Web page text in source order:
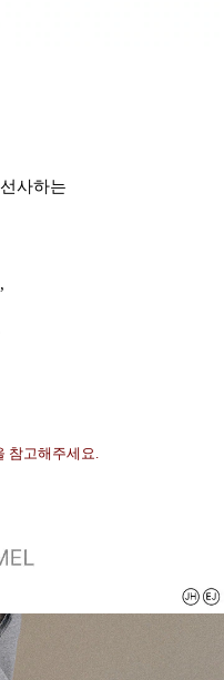
사하는
참고해주세요.